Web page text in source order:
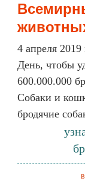
4 апреля 2019
День, чтобы
600.000.000
Собаки и
бродячие